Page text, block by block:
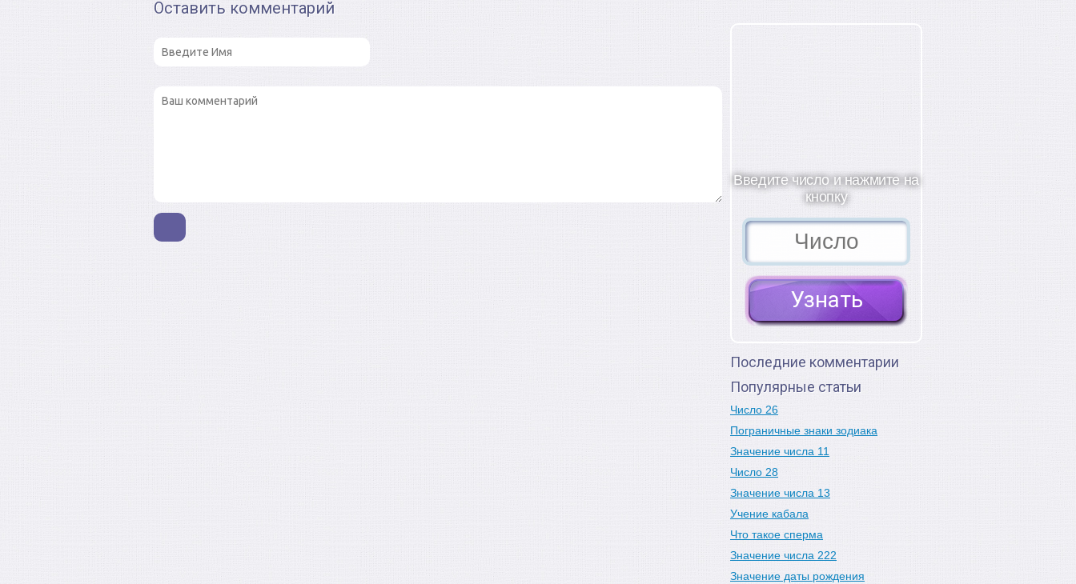
Оставить комментарий
Введите число и нажмите на
кнопку
Последние комментарии
Популярные статьи
Число 26
Пограничные знаки зодиака
Значение числа 11
Число 28
Значение числа 13
Учение кабала
Что такое сперма
Значение числа 222
Значение даты рождения